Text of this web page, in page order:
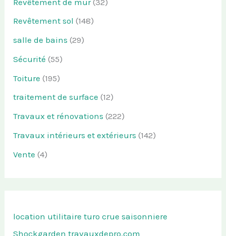
Revêtement sol (148)
salle de bains (29)
Sécurité (55)
Toiture (195)
traitement de surface (12)
Travaux et rénovations (222)
Travaux intérieurs et extérieurs (142)
Vente (4)
location utilitaire turo crue saisonniere
Shockgarden travauxdepro.com